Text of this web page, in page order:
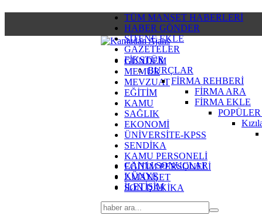
TÜM MANŞET HABERLERİ
HABER GÖNDER
SİTENE EKLE
GAZETELER
FİKSTÜR
BURÇLAR
FİRMA REHBERİ
FİRMA ARA
FİRMA EKLE
CANLI SONUÇLAR
KÜNYE
İLETİŞİM
GÜNDEM
MEMUR
MEVZUAT
EĞİTİM
KAMU
SAĞLIK
EKONOMİ
ÜNİVERSİTE-KPSS
SENDİKA
KAMU PERSONELİ
EĞİTİM PERSONELİ
2.MANŞET
SON DAKİKA